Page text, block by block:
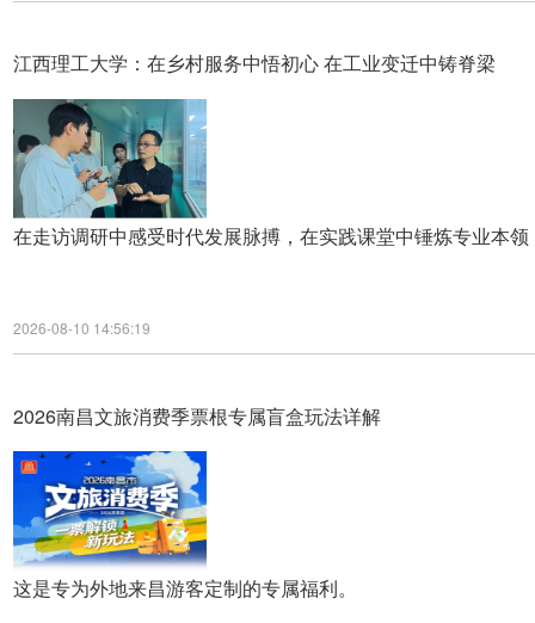
江西理工大学：在乡村服务中悟初心 在工业变迁中铸脊梁
在走访调研中感受时代发展脉搏，在实践课堂中锤炼专业本
2026-08-10 14:56:19
2026南昌文旅消费季票根专属盲盒玩法详解
这是专为外地来昌游客定制的专属福利。